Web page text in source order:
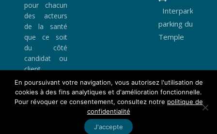
pour chacun
des acteurs
de la santé
que ce soit
du côté
candidat ou
client...
Interparking,
parking du
Temple
© Copyright 2021 - Ithaque Médical - Réalisé par Newp.fr
Politique de confidentialité Informations légales
En poursuivant votre navigation, vous autorisez l'utilisation de
cookies à des fins analytiques et d'amélioration fonctionnelle.
Pour révoquer ce consentement, consultez notre politique de
confidentialité
J'accepte